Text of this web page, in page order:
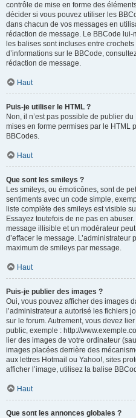
contrôle de mise en forme des
décider si vous pouvez utiliser les
dans chacun de vos messages en
rédaction de message. Le BBCode
les balises sont incluses entre
d’informations sur le BBCode,
rédaction de message.
Haut
Puis-je utiliser le HTML ?
Non, il n’est pas possible de publier
mises en forme permises par le HTML
BBCodes.
Haut
Que sont les smileys ?
Les smileys, ou émoticônes, sont de
sentiments avec un code simple,
liste complète des smileys est visible
Essayez toutefois de ne pas en
message illisible et un modérateur
d’effacer le message.
maximum de smileys par message.
Haut
Puis-je publier des images ?
Oui, vous pouvez afficher des images
l’administrateur a autorisé les fichiers
sur le forum. Autrement, vous devez
public, exemple : http://
lier des images de votre ordinateur
images placées derrière des
aux lettres Hotmail ou Yahoo!, sites
afficher l’image, utilisez la balise
Haut
Que sont les annonces globales ?